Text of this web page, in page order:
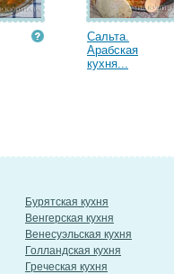
Сальта.
Арабская
кухня...
Бурятская кухня
Венгерская кухня
Венесуэльская кухня
Голландская кухня
Греческая кухня